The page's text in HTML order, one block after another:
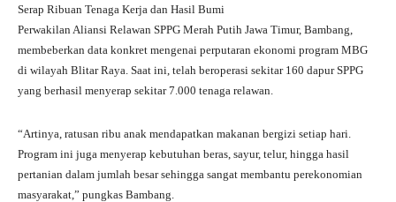
Serap Ribuan Tenaga Kerja dan Hasil Bumi
Perwakilan Aliansi Relawan SPPG Merah Putih Jawa Timur, Bambang,
membeberkan data konkret mengenai perputaran ekonomi program MBG
di wilayah Blitar Raya. Saat ini, telah beroperasi sekitar 160 dapur SPPG
yang berhasil menyerap sekitar 7.000 tenaga relawan.
“Artinya, ratusan ribu anak mendapatkan makanan bergizi setiap hari.
Program ini juga menyerap kebutuhan beras, sayur, telur, hingga hasil
pertanian dalam jumlah besar sehingga sangat membantu perekonomian
masyarakat,” pungkas Bambang.